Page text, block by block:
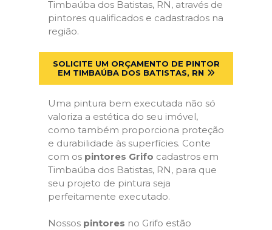
Timbaúba dos Batistas, RN, através de
pintores qualificados e cadastrados na
região.
SOLICITE UM ORÇAMENTO DE PINTOR
EM TIMBAÚBA DOS BATISTAS, RN
Uma pintura bem executada não só
valoriza a estética do seu imóvel,
como também proporciona proteção
e durabilidade às superfícies. Conte
com os pintores Grifo cadastros em
Timbaúba dos Batistas, RN, para que
seu projeto de pintura seja
perfeitamente executado.
Nossos pintores no Grifo estão